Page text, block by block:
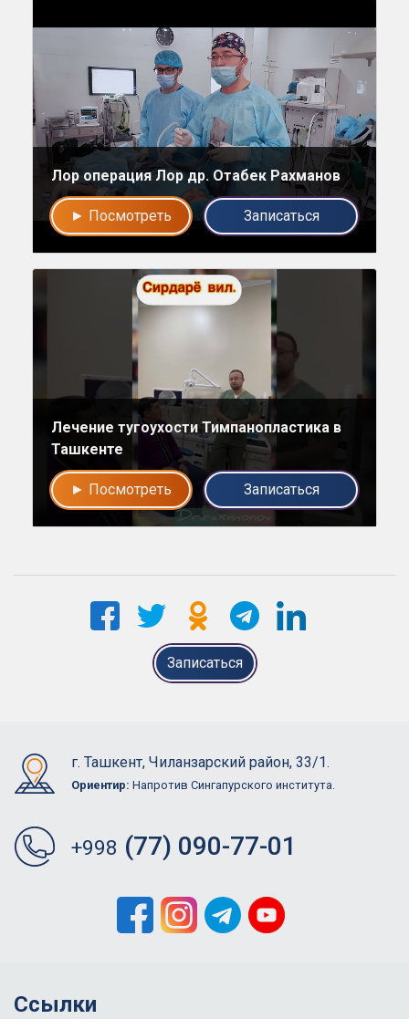
Лор операция Лор др. Отабек Рахманов
► Посмотреть Записаться
Лечение тугоухости Тимпанопластика в
Ташкенте
► Посмотреть Записаться
Записаться
г. Ташкент, Чиланзарский район, 33/1.
Ориентир: Напротив Сингапурского института.
+998 (77) 090-77-01
Ссылки
Напишите в наш общий чат
Специалистов
Наши врачи с радостью проконсультируют Вас!
Написать специалисту нет, спасибо